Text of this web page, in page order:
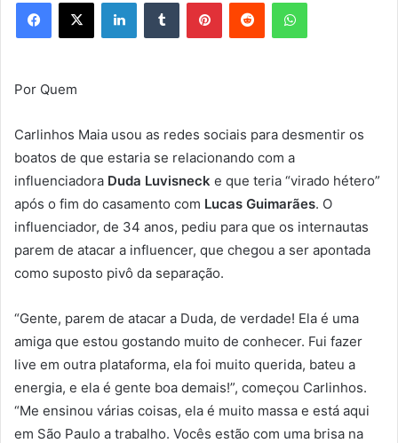
Por Quem
Carlinhos Maia usou as redes sociais para desmentir os
boatos de que estaria se relacionando com a
influenciadora Duda Luvisneck e que teria “virado hétero”
após o fim do casamento com Lucas Guimarães. O
influenciador, de 34 anos, pediu para que os internautas
parem de atacar a influencer, que chegou a ser apontada
como suposto pivô da separação.
“Gente, parem de atacar a Duda, de verdade! Ela é uma
amiga que estou gostando muito de conhecer. Fui fazer
live em outra plataforma, ela foi muito querida, bateu a
energia, e ela é gente boa demais!”, começou Carlinhos.
“Me ensinou várias coisas, ela é muito massa e está aqui
em São Paulo a trabalho. Vocês estão com uma brisa na